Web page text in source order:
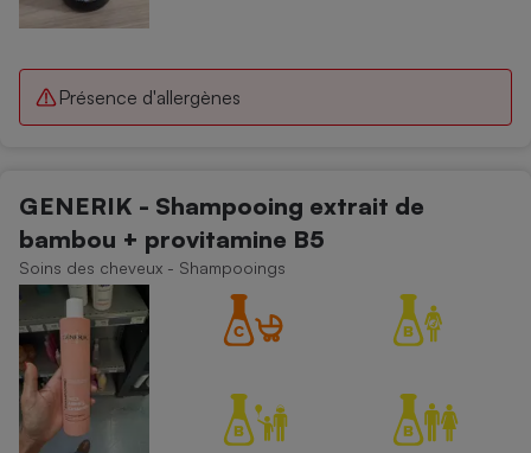
Présence d'allergènes
GENERIK - Shampooing extrait de
bambou + provitamine B5
Soins des cheveux - Shampooings